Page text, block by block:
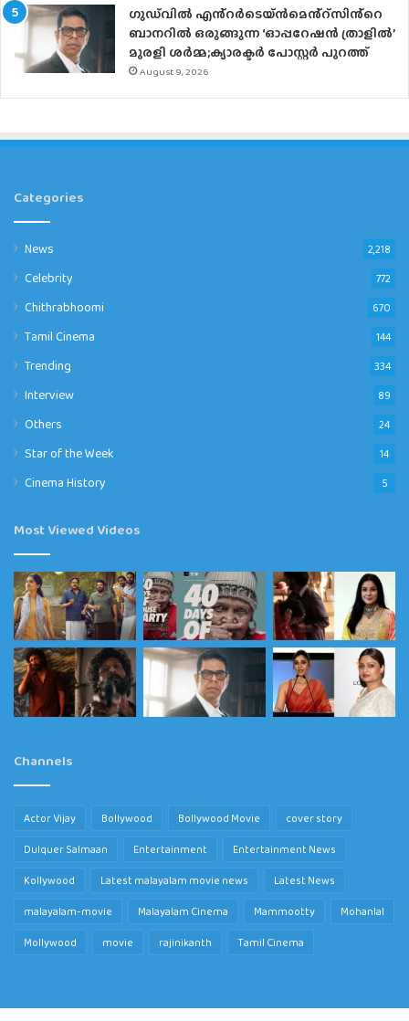
ഗുഡ്‌വിൽ എൻ്റർടെയ്ൻമെൻ്റ്സിൻ്റെ
ബാനറിൽ ഒരുങ്ങുന്ന ‘ഓപ്പറേഷൻ ത്രാളിൽ’
മുരളി ശർമ്മ;ക്യാരക്ടർ പോസ്റ്റർ പുറത്ത്
August 9, 2026
Categories
News 2,218
Celebrity 772
Chithrabhoomi 670
Tamil Cinema 144
Trending 334
Interview 89
Others 24
Star of the Week 14
Cinema History 5
Most Viewed Videos
Channels
Actor Vijay Bollywood Bollywood Movie
cover story
Dulquer Salmaan
Entertainment
Entertainment News
Kollywood
Latest malayalam movie news
Latest News
malayalam-movie
Malayalam Cinema Mammootty
Mohanlal
Mollywood
movie rajinikanth Tamil Cinema